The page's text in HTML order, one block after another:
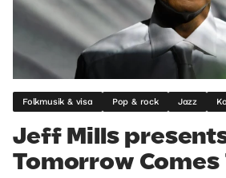
Folkmusik & visa Pop & rock Jazz
Jeff Mills
Tomorrow Comes